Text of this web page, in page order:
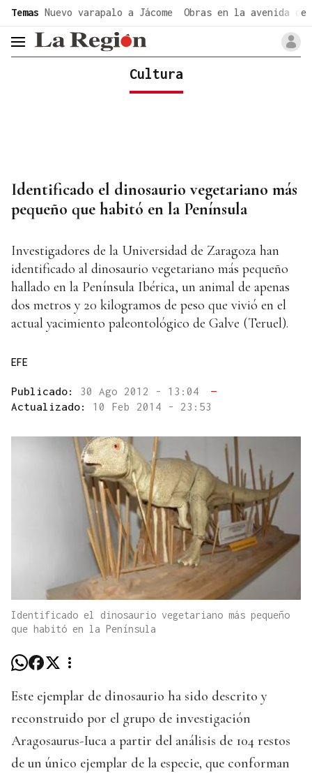
Temas Nuevo varapalo a Jácome Obras en la avenida de
header.menu.open
Cultura
Identificado el dinosaurio vegetariano más
pequeño que habitó en la Península
Investigadores de la Universidad de Zaragoza han
identificado al dinosaurio vegetariano más pequeño
hallado en la Península Ibérica, un animal de apenas
dos metros y 20 kilogramos de peso que vivió en el
actual yacimiento paleontológico de Galve (Teruel).
EFE
Publicado: 30 Ago 2012 - 13:04
—
Actualizado: 10 Feb 2014 - 23:53
Identificado el dinosaurio vegetariano más pequeño
que habitó en la Península
Este ejemplar de dinosaurio ha sido descrito y
reconstruido por el grupo de investigación
Aragosaurus-Iuca a partir del análisis de 104 restos
de un único ejemplar de la especie, que conforman